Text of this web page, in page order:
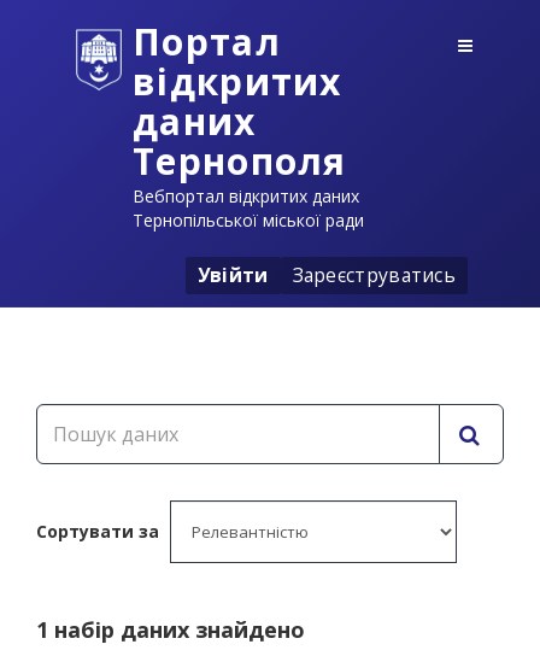
Портал
відкритих
даних
Тернополя
Вебпортал відкритих даних
Тернопільської міської ради
Увійти Зареєструватись
Сортувати за
1 набір даних знайдено